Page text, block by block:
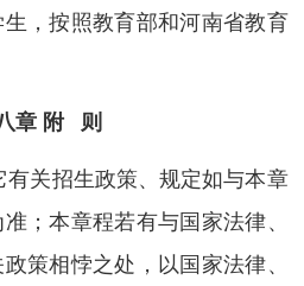
，按照教育部和河南省教育
章 附 则
有关招生政策、规定如与本章
；本章程若有与国家法律、
策相悖之处，以国家法律、